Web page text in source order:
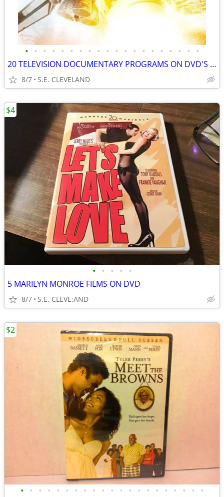
• • • • • • • • • • • • • • • • • • • •
20 TELEVISION DOCUMENTARY PROGRAMS ON DVD'S 'HB'
8/7 S.E. CLEVELAND
• • • • •
5 MARILYN MONROE FILMS ON DVD
8/7 S.E. CLEVE;AND
$4
• • • • • • • • • • • • • • • • • • • • •
$2